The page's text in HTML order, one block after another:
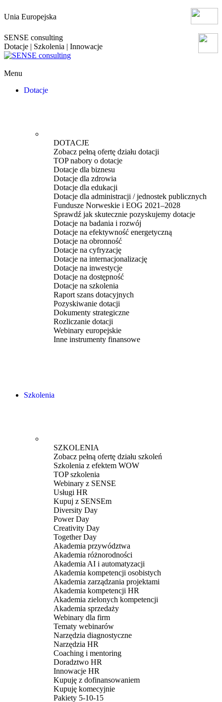
Unia Europejska
SENSE consulting
Dotacje | Szkolenia | Innowacje
Menu
Dotacje
DOTACJE
Zobacz pełną ofertę działu dotacji
TOP nabory o dotacje
Dotacje dla biznesu
Dotacje dla zdrowia
Dotacje dla edukacji
Dotacje dla administracji / jednostek publicznych
Fundusze Norweskie i EOG 2021–2028
Sprawdź jak skutecznie pozyskujemy dotacje
Dotacje na badania i rozwój
Dotacje na efektywność energetyczną
Dotacje na obronność
Dotacje na cyfryzację
Dotacje na internacjonalizację
Dotacje na inwestycje
Dotacje na dostępność
Dotacje na szkolenia
Raport szans dotacyjnych
Pozyskiwanie dotacji
Dokumenty strategiczne
Rozliczanie dotacji
Webinary europejskie
Inne instrumenty finansowe
Szkolenia
SZKOLENIA
Zobacz pełną ofertę działu szkoleń
Szkolenia z efektem WOW
TOP szkolenia
Webinary z SENSE
Usługi HR
Kupuj z SENSEm
Diversity Day
Power Day
Creativity Day
Together Day
Akademia przywództwa
Akademia różnorodności
Akademia AI i automatyzacji
Akademia kompetencji osobistych
Akademia zarządzania projektami
Akademia kompetencji HR
Akademia zielonych kompetencji
Akademia sprzedaży
Webinary dla firm
Tematy webinarów
Narzędzia diagnostyczne
Narzędzia HR
Coaching i mentoring
Doradztwo HR
Innowacje HR
Kupuję z dofinansowaniem
Kupuję komecyjnie
Pakiety 5-10-15